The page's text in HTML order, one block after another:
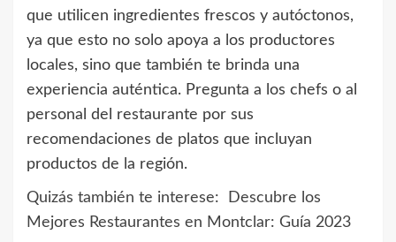
que utilicen ingredientes frescos y autóctonos,
ya que esto no solo apoya a los productores
locales, sino que también te brinda una
experiencia auténtica. Pregunta a los chefs o al
personal del restaurante por sus
recomendaciones de platos que incluyan
productos de la región.
Quizás también te interese:
Descubre los
Mejores Restaurantes en Montclar: Guía 2023